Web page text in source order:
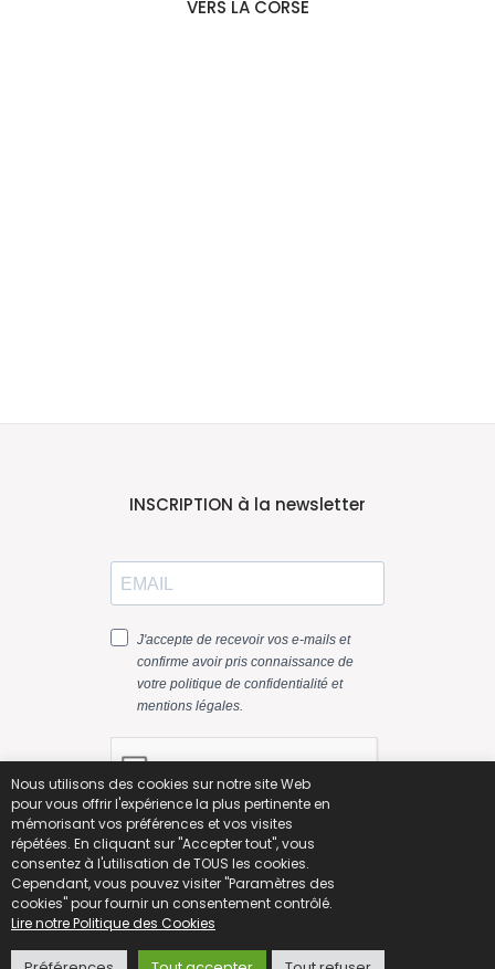
INSCRIPTION à la newsletter
Nous utilisons des cookies sur notre site Web
pour vous offrir l'expérience la plus pertinente en
mémorisant vos préférences et vos visites
répétées. En cliquant sur "Accepter tout", vous
consentez à l'utilisation de TOUS les cookies.
Cependant, vous pouvez visiter "Paramètres des
cookies" pour fournir un consentement contrôlé.
Lire notre Politique des Cookies